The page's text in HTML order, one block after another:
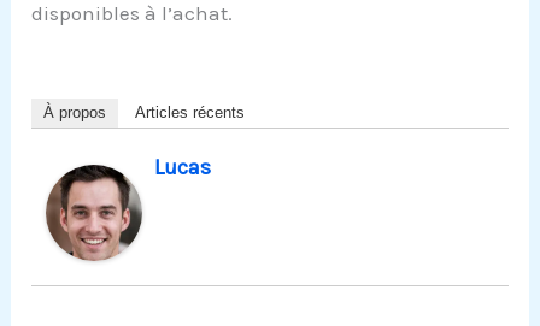
disponibles à l’achat.
À propos Articles récents
Lucas